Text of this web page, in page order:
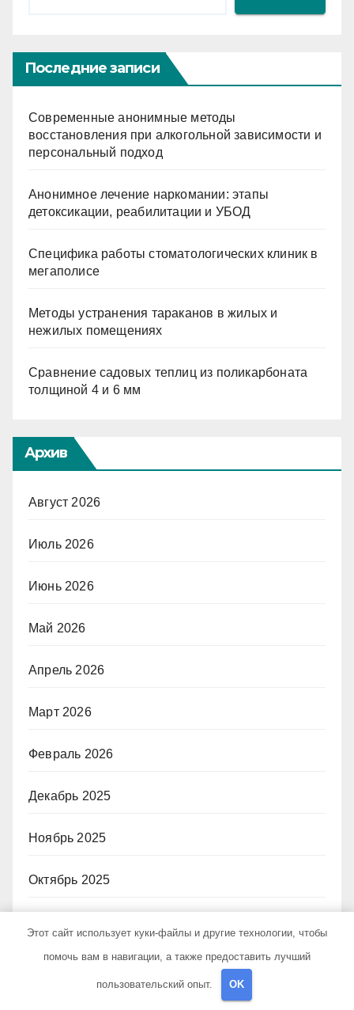
Последние записи
Современные анонимные методы
восстановления при алкогольной зависимости и
персональный подход
Анонимное лечение наркомании: этапы
детоксикации, реабилитации и УБОД
Специфика работы стоматологических клиник в
мегаполисе
Методы устранения тараканов в жилых и
нежилых помещениях
Сравнение садовых теплиц из поликарбоната
толщиной 4 и 6 мм
Архив
Август 2026
Июль 2026
Июнь 2026
Май 2026
Апрель 2026
Март 2026
Февраль 2026
Декабрь 2025
Ноябрь 2025
Октябрь 2025
Май 2025
Этот сайт использует куки-файлы и другие технологии, чтобы
помочь вам в навигации, а также предоставить лучший
пользовательский опыт. OK